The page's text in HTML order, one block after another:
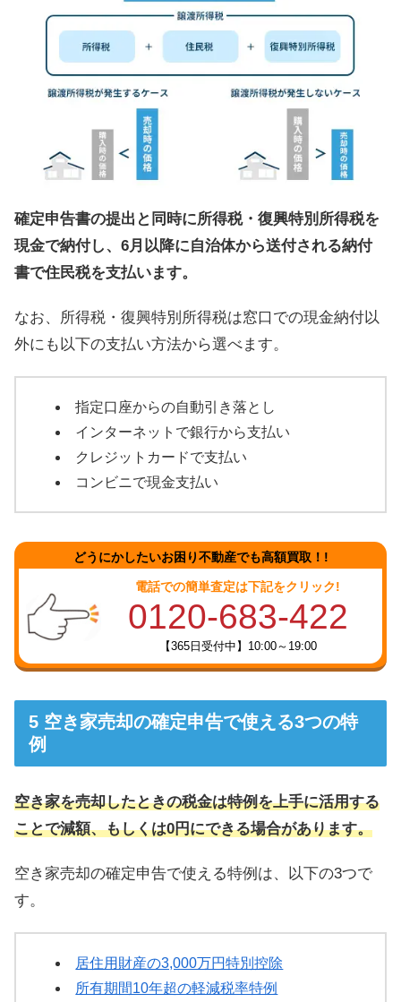
確定申告書の提出と同時に所得税・復興特別所得税を
現金で納付し、6月以降に自治体から送付される納付
書で住民税を支払います。
なお、所得税・復興特別所得税は窓口での現金納付以
外にも以下の支払い方法から選べます。
指定口座からの自動引き落とし
インターネットで銀行から支払い
クレジットカードで支払い
コンビニで現金支払い
どうにかしたいお困り不動産でも高額買取！!
電話での簡単査定は下記をクリック!
0120-683-422
【365日受付中】10:00～19:00
空き家売却の確定申告で使える3つの特
例
空き家を売却したときの税金は特例を上手に活用する
ことで減額、もしくは0円にできる場合があります。
空き家売却の確定申告で使える特例は、以下の3つで
す。
居住用財産の3,000万円特別控除
所有期間10年超の軽減税率特例